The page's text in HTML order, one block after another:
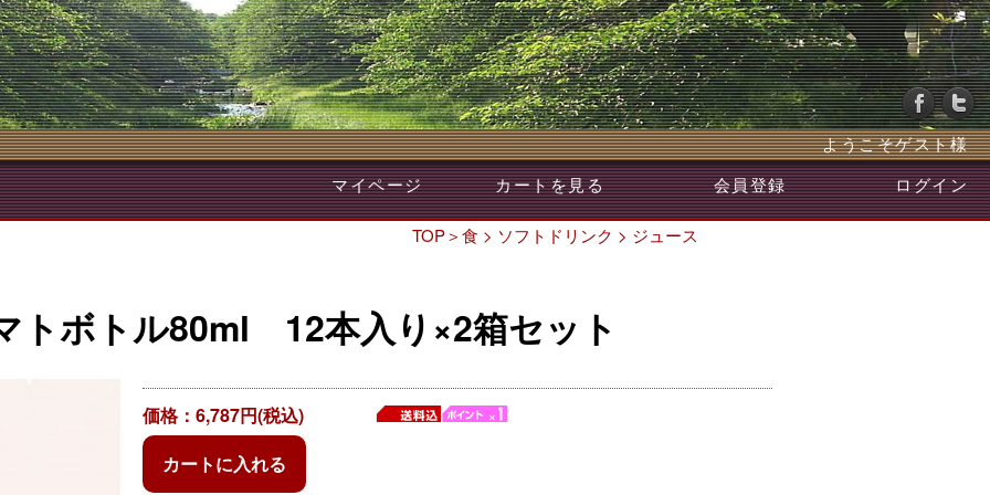
ようこそゲスト様
マイページ
カートを見る 会員登録 ログイン
TOP＞食 > ソフトドリンク > ジュース
トボトル80ml 12本入り×2箱セット
価格：6,787円(税込)
カートに入れる